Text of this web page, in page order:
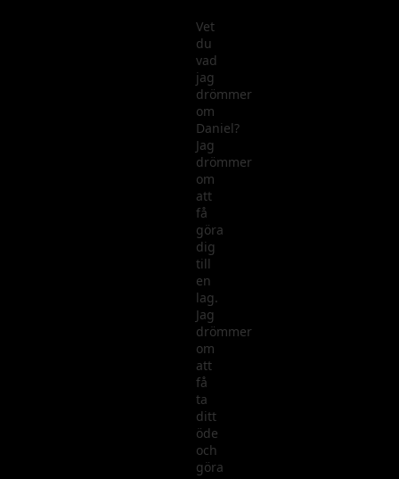
Vet
du
vad
jag
drömmer
om
Daniel?
Jag
drömmer
om
att
få
göra
dig
till
en
lag.
Jag
drömmer
om
att
få
ta
ditt
öde
och
göra